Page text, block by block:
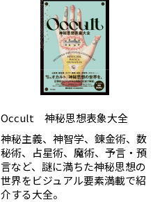
Occult 神秘思想表象大全
神秘主義、神智学、錬金術、数
秘術、占星術、魔術、予言・預
言など、謎に満ちた神秘思想の
世界をビジュアル要素満載で紹
介する大全。